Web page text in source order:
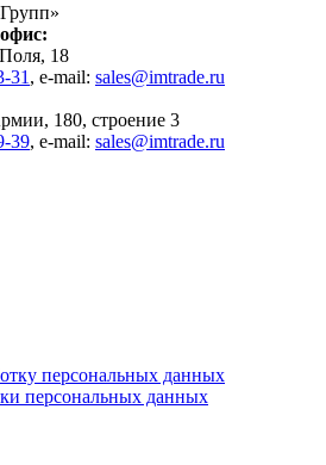
»
18
31 , e-mail: sales@imtrade.ru
180, строение 3
39, e-mail: sales@imtrade.ru
персональных данных
персональных данных